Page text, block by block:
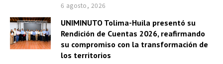
6 agosto, 2026
UNIMINUTO Tolima-Huila presentó su
Rendición de Cuentas 2026, reafirmando
su compromiso con la transformación de
los territorios